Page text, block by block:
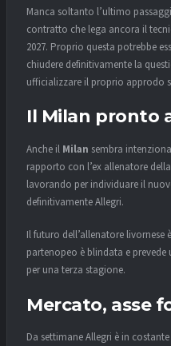
Manca soltanto l’ultimo
contratto che lega ancora il
2027. Proprio questa potrebbe
chiudere definitivamente la
ufficializzare il proprio approdo
Il Milan pronto
Anche il Milan sembra
rapporto con l’ex allenatore della
lavorando per individuare il
definitivamente Allegri.
Il futuro dell’allenatore
partenopeo è blindata e
per una terza stagione.
Mercato, asse
Da settimane Allegri è in